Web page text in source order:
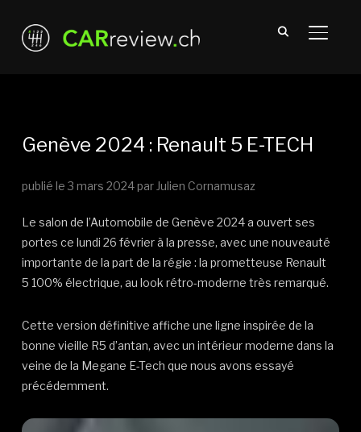
Genève 2024 : Renault 5 E-TECH
publié le3 mars 2024par Julien Cornamusaz
Le salon de l’Automobile de Genève 2024 a ouvert ses
portes ce lundi 26 février à la presse, avec une nouveauté
importante de la part de la régie : la prometteuse Renault
5 100% électrique, au look rétro-moderne très remarqué.
Cette version définitive affiche une ligne inspirée de la
bonne vieille R5 d’antan, avec un intérieur moderne dans la
veine de la Megane E-Tech que nous avons essayé
précédemment.